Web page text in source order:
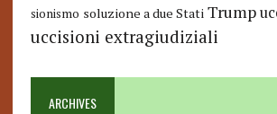
sionismo soluzione a due Stati Trump
uccisioni extragiudiziali
ARCHIVES